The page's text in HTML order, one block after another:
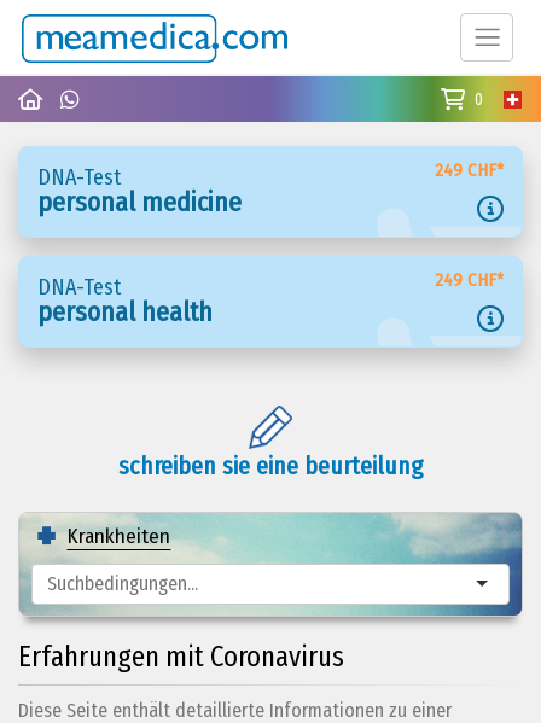
0
DNA-Test 249 CHF*
personal medicine
DNA-Test 249 CHF*
personal health
schreiben sie eine beurteilung
Krankheiten
Erfahrungen mit Coronavirus
Diese Seite enthält detaillierte Informationen zu einer